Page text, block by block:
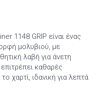
1148 GRIP είναι ένας
μολυβιού, με
λαβή για άνετη
καθαρές
χαρτί, ιδανική για λεπτά